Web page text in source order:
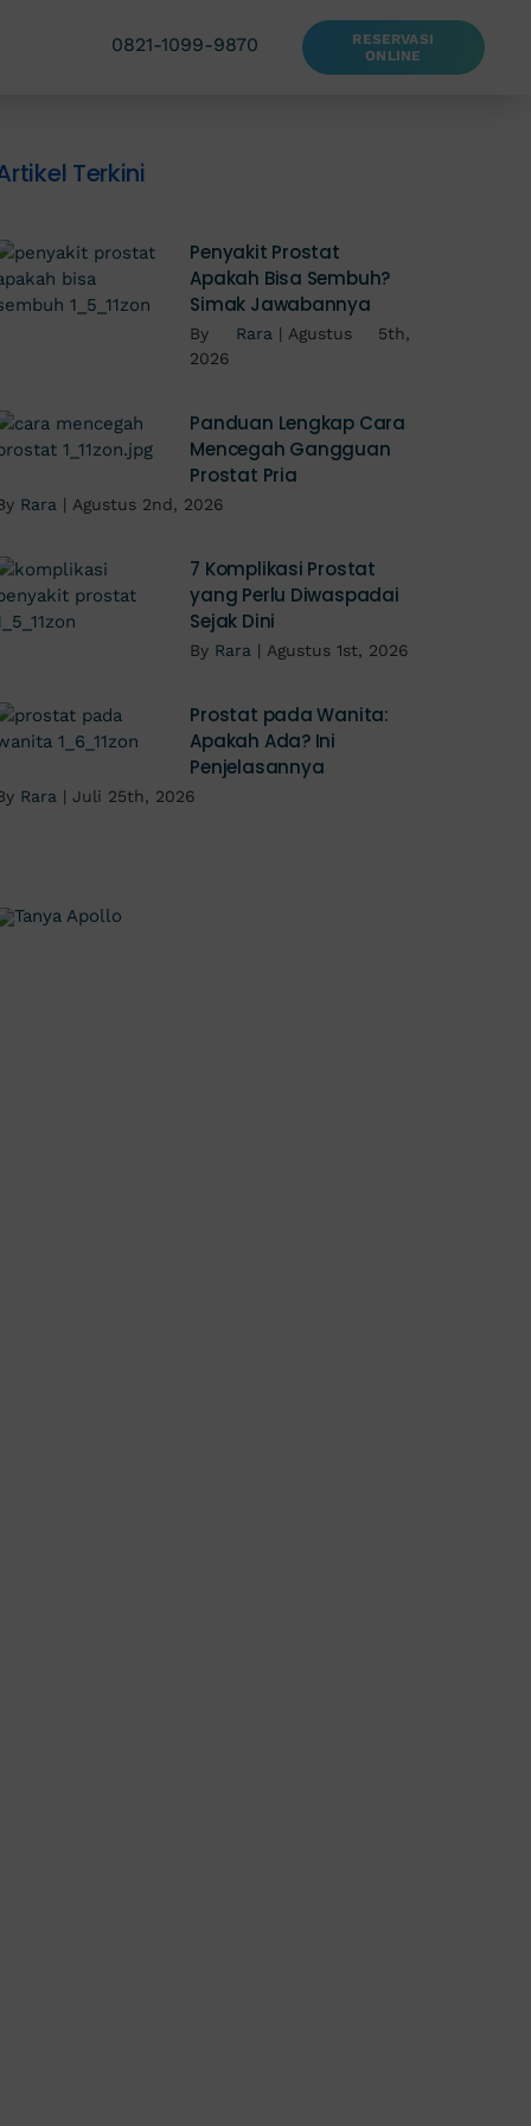
0821-1099-9870
RESERVASI
ONLINE
Terkini
Penyakit Prostat
Apakah Bisa Sembuh?
Simak Jawabannya
By Rara | Agustus 5th,
2026
Panduan Lengkap Cara
Mencegah Gangguan
Prostat Pria
Rara | Agustus 2nd, 2026
7 Komplikasi Prostat
yang Perlu Diwaspadai
Sejak Dini
By Rara | Agustus 1st, 2026
Prostat pada Wanita:
Apakah Ada? Ini
Penjelasannya
Rara | Juli 25th, 2026